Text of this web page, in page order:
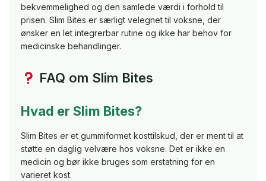
bekvemmelighed og den samlede værdi i forhold til
prisen. Slim Bites er særligt velegnet til voksne, der
ønsker en let integrerbar rutine og ikke har behov for
medicinske behandlinger.
FAQ om Slim Bites
Hvad er Slim Bites?
Slim Bites er et gummiformet kosttilskud, der er ment til at
støtte en daglig velvære hos voksne. Det er ikke en
medicin og bør ikke bruges som erstatning for en
varieret kost.